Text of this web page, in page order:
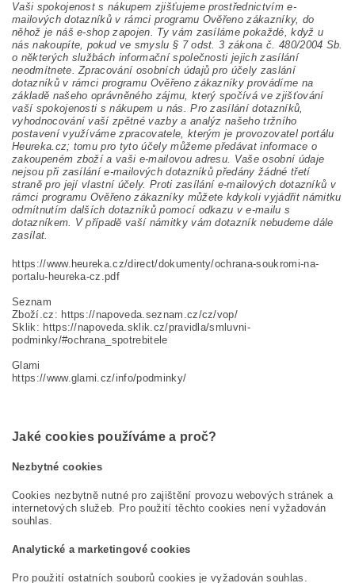
Vaši spokojenost s nákupem zjišťujeme prostřednictvím e-
mailových dotazníků v rámci programu Ověřeno zákazníky, do
něhož je náš e-shop zapojen. Ty vám zasíláme pokaždé, když u
nás nakoupíte, pokud ve smyslu § 7 odst. 3 zákona č. 480/2004 Sb.
o některých službách informační společnosti jejich zasílání
neodmítnete. Zpracování osobních údajů pro účely zaslání
dotazníků v rámci programu Ověřeno zákazníky provádíme na
základě našeho oprávněného zájmu, který spočívá ve zjišťování
vaší spokojenosti s nákupem u nás. Pro zasílání dotazníků,
vyhodnocování vaší zpětné vazby a analýz našeho tržního
postavení využíváme zpracovatele, kterým je provozovatel portálu
Heureka.cz; tomu pro tyto účely můžeme předávat informace o
zakoupeném zboží a vaši e-mailovou adresu. Vaše osobní údaje
nejsou při zasílání e-mailových dotazníků předány žádné třetí
straně pro její vlastní účely. Proti zasílání e-mailových dotazníků v
rámci programu Ověřeno zákazníky můžete kdykoli vyjádřit námitku
odmítnutím dalších dotazníků pomocí odkazu v e-mailu s
dotazníkem. V případě vaší námitky vám dotazník nebudeme dále
zasílat.
https://www.heureka.cz/direct/dokumenty/ochrana-soukromi-na-
portalu-heureka-cz.pdf
Seznam
Zboží.cz: https://napoveda.seznam.cz/cz/vop/
Sklik: https://napoveda.sklik.cz/pravidla/smluvni-
podminky/#ochrana_spotrebitele
Glami
https://www.glami.cz/info/podminky/
Jaké cookies používáme a proč?
Nezbytné cookies
Cookies nezbytně nutné pro zajištění provozu webových stránek a
internetových služeb. Pro použití těchto cookies není vyžadován
souhlas.
Analytické a marketingové cookies
Pro použití ostatních souborů cookies je vyžadován souhlas.